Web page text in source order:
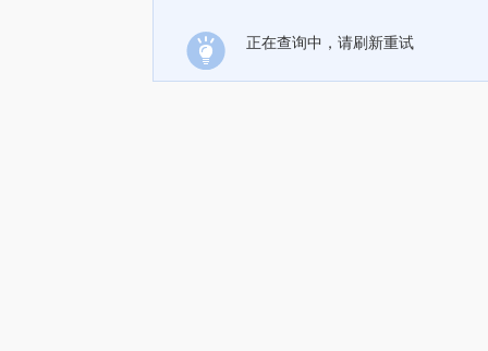
正在查询中，请刷新重试